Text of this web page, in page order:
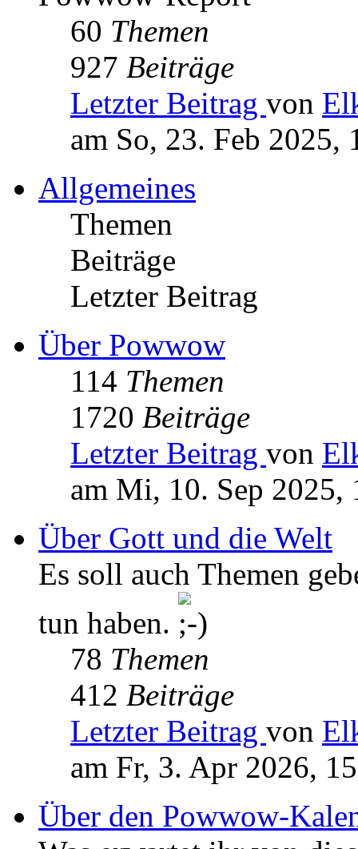
60 Themen
927 Beiträge
Letzter Beitrag von
am So, 23. Feb 2025,
Allgemeines
Themen
Beiträge
Letzter Beitrag
Über Powwow
114 Themen
1720 Beiträge
Letzter Beitrag von
am Mi, 10. Sep 2025,
Über Gott und die Welt
Es soll auch Themen
tun haben.
78 Themen
412 Beiträge
Letzter Beitrag von
am Fr, 3. Apr 2026,
Über den Powwow-